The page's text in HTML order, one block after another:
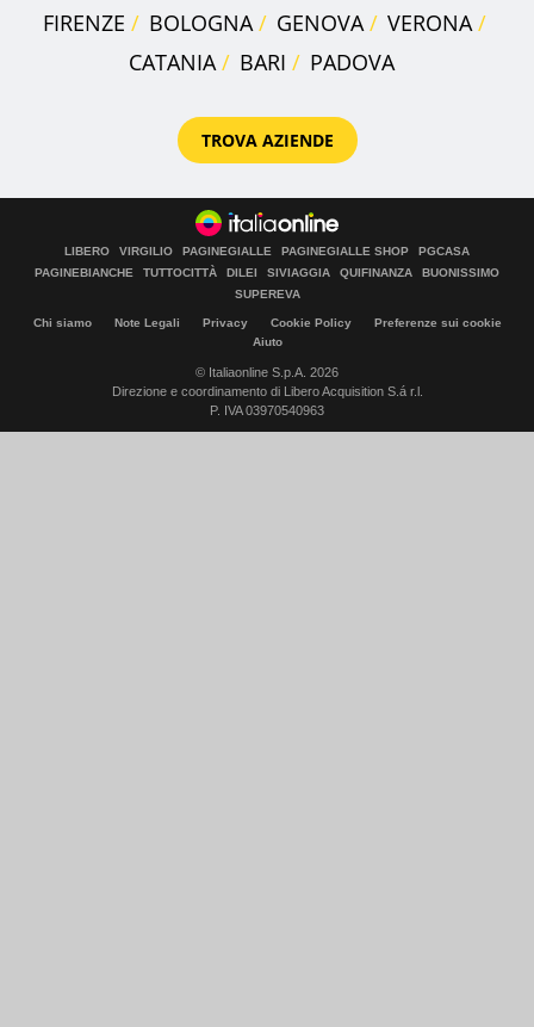
FIRENZE
BOLOGNA GENOVA
VERONA
CATANIA
BARI PADOVA
TROVA AZIENDE
LIBERO VIRGILIO PAGINEGIALLE PAGINEGIALLE SHOP
PGCASA
PAGINEBIANCHE
TUTTOCITTÀ DILEI SIVIAGGIA QUIFINANZA
BUONISSIMO
SUPEREVA
Chi siamo Note Legali Privacy Cookie Policy
Preferenze sui cookie
Aiuto
© Italiaonline S.p.A. 2026
Direzione e coordinamento di Libero Acquisition S.á r.l.
P. IVA 03970540963